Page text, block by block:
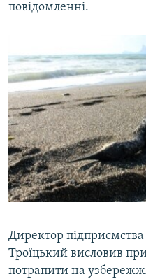
повідомленні.
Директор
Троїцький висловив
потрапити на